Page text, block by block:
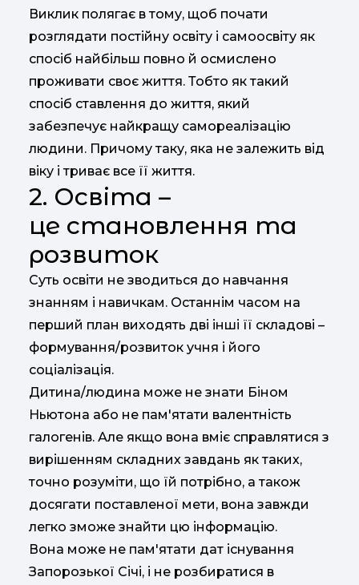
Виклик полягає в тому, щоб почати
розглядати постійну освіту і самоосвіту як
спосіб найбільш повно й осмислено
проживати своє життя. Тобто як такий
спосіб ставлення до життя, який
забезпечує найкращу самореалізацію
людини. Причому таку, яка не залежить від
віку і триває все її життя.
2. Освіта –
це становлення та
розвиток
Суть освіти не зводиться до навчання
знанням і навичкам. Останнім часом на
перший план виходять дві інші її складові –
формування/розвиток учня і його
соціалізація.
Дитина/людина може не знати Біном
Ньютона або не пам'ятати валентність
галогенів. Але якщо вона вміє справлятися з
вирішенням складних завдань як таких,
точно розуміти, що їй потрібно, а також
досягати поставленої мети, вона завжди
легко зможе знайти цю інформацію.
Вона може не пам'ятати дат існування
Запорозької Січі, і не розбиратися в